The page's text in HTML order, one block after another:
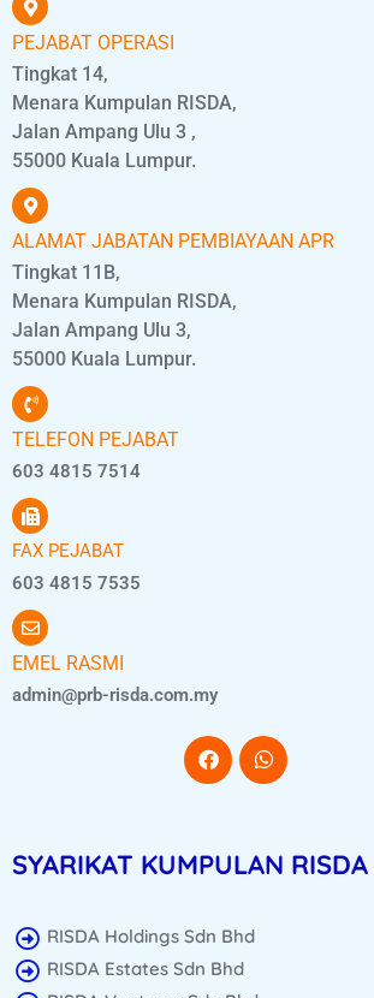
PEJABAT OPERASI
Tingkat 14,
Menara Kumpulan RISDA,
Jalan Ampang Ulu 3 ,
55000 Kuala Lumpur.
ALAMAT JABATAN PEMBIAYAAN APR
Tingkat 11B,
Menara Kumpulan RISDA,
Jalan Ampang Ulu 3,
55000 Kuala Lumpur.
TELEFON PEJABAT
603 4815 7514
FAX PEJABAT
603 4815 7535
EMEL RASMI
admin@prb-risda.com.my
SYARIKAT KUMPULAN
RISDA Holdings Sdn Bhd
RISDA Estates Sdn Bhd